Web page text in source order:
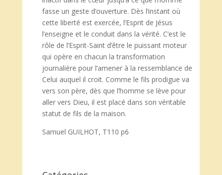
fasse un geste d’ouverture. Dès l’instant où
cette liberté est exercée, l’Esprit de Jésus
l’enseigne et le conduit dans la vérité. C’est le
rôle de l’Esprit-Saint d’être le puissant moteur
qui opère en chacun la transformation
journalière pour l’amener à la ressemblance de
Celui auquel il croit. Comme le fils prodigue va
vers son père, dès que l’homme se lève pour
aller vers Dieu, il est placé dans son véritable
statut de fils de la maison.
Samuel GUILHOT, T110 p6